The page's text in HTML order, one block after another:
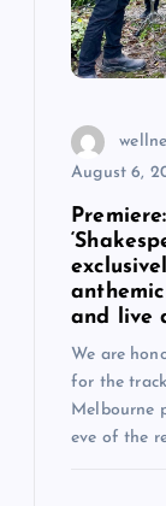
August 6,
and live
We are
for the track
Melbourne
eve of the